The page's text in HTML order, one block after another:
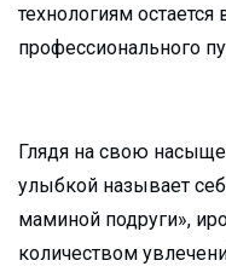
технологиям
профессионального
Глядя на свою
улыбкой называет
маминой подруги»,
количеством